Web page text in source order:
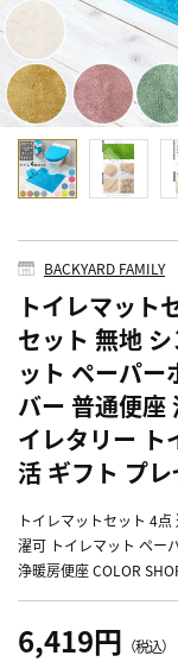
BACKYARD FAMILY
トイレマット
セット 無地
ット ペーパー
バー 普通便座
イレタリー ト
活 ギフト プ
トイレマットセット 4
濯可 トイレマット ペー
浄暖房便座 COLOR
6,419円 （税込）